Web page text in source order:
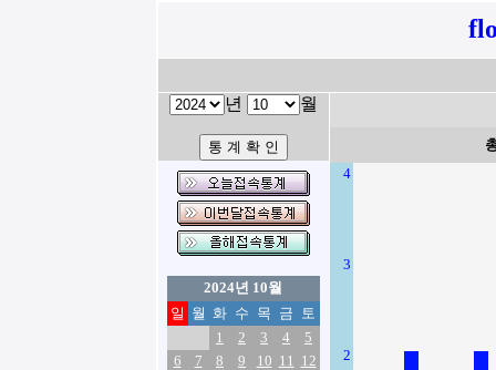
년 월
2024년 10월
일 월 화 수 목 금 토
1
2 3 4
5
6
7 8 9 10 11 12
4
3
2